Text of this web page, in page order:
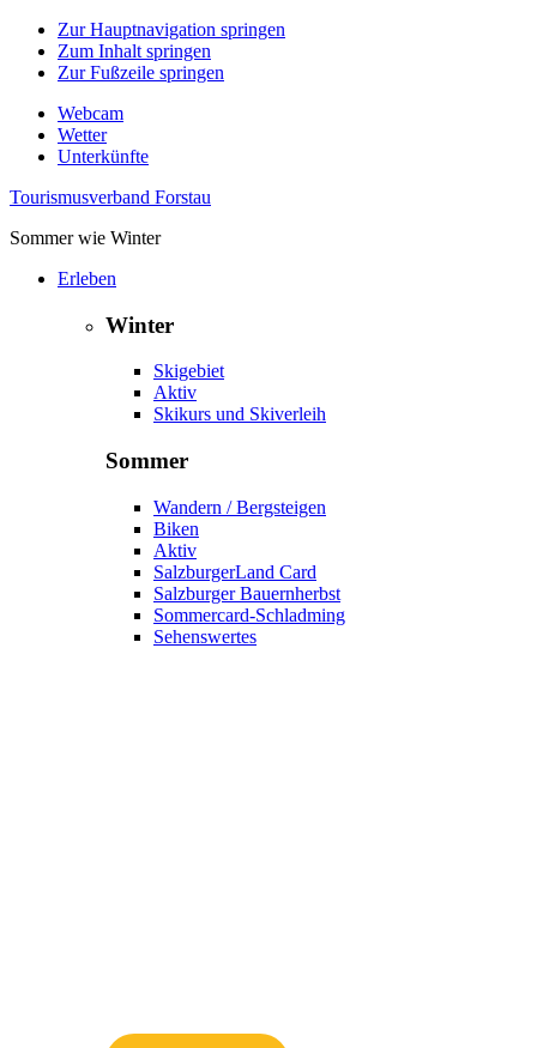
Zur Hauptnavigation springen
Zum Inhalt springen
Zur Fußzeile springen
Webcam
Wetter
Unterkünfte
Tourismusverband Forstau
Sommer wie Winter
Erleben
Winter
Skigebiet
Aktiv
Skikurs und Skiverleih
Sommer
Wandern / Bergsteigen
Biken
Aktiv
SalzburgerLand Card
Salzburger Bauernherbst
Sommercard-Schladming
Sehenswertes